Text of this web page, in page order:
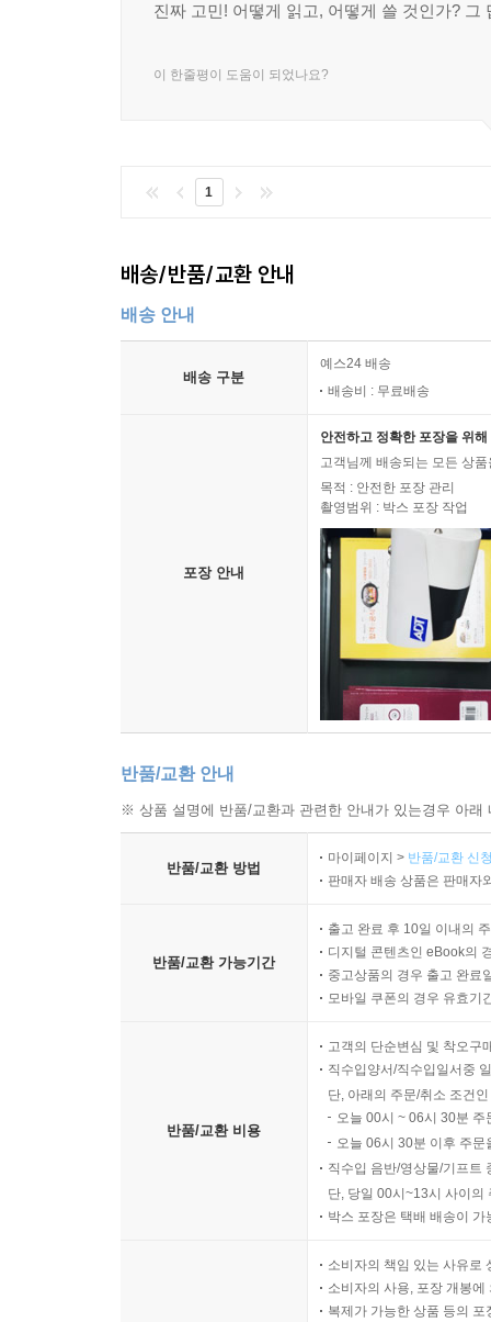
진짜 고민! 어떻게 읽고, 어떻게 쓸 것인가? 그
이 한줄평이 도움이 되었나요?
1
배송/반품/교환 안내
배송 안내
배송 구분
예스24 배송
배송비 : 무료배송
포장 안내
안전하고 정확한 포장을 위
고객님께 배송되는 모든 상
목적 : 안전한 포장 관리
촬영범위 : 박스 포장 작업
반품/교환 안내
※ 상품 설명에 반품/교환과 관련한 안내가 있는경우 아
반품/교환 방법
마이페이지 > 반품/교환 신
판매자 배송 상품은 판매자
반품/교환 가능기간
출고 완료 후 10일 이내의
디지털 콘텐츠인 eBook의
중고상품의 경우 출고 완료
모바일 쿠폰의 경우 유효기
반품/교환 비용
고객의 단순변심 및 착오구
직수입양서/직수입일서중
단, 아래의 주문/취소 조건
오늘 00시 ~ 06시 30분
오늘 06시 30분 이후 주
직수입 음반/영상물/기프트
단, 당일 00시~13시 사이의
박스 포장은 택배 배송이
소비자의 책임 있는 사유로
소비자의 사용, 포장 개봉
복제가 가능한 상품 등의